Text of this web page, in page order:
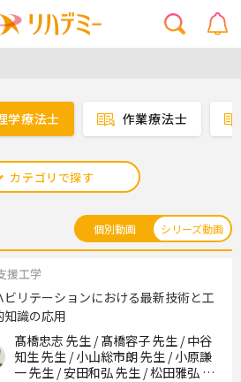
学療法士 作業療法士
カテゴリで探す
個別動画 シリーズ動画
援工学
ビリテーションにおける最新技術と工
知識の応用
髙橋忠志 先生 / 髙橋容子 先生 / 中谷
知生 先生 / 小山総市朗 先生 / 小原謙
一 先生 / 安田和弘 先生 / 松田雅弘 先